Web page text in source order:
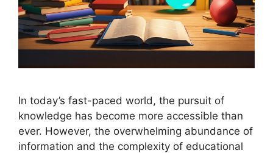
In today’s fast-paced world, the pursuit of
knowledge has become more accessible than
ever. However, the overwhelming abundance of
information and the complexity of educational